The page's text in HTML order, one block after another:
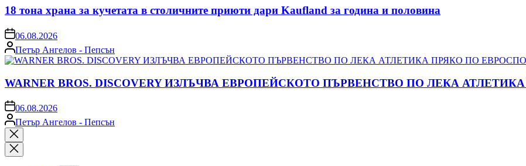
18 тона храна за кучетата в столичните приюти дари Kaufland за година и половина
on06.08.2026
Posted
by
Петър Ангелов - Пепсън
WARNER BROS. DISCOVERY ИЗЛЪЧВА ЕВРОПЕЙСКОТО ПЪРВЕНСТВО ПО ЛЕКА
on06.08.2026
Posted
by
Петър Ангелов - Пепсън
Close
search